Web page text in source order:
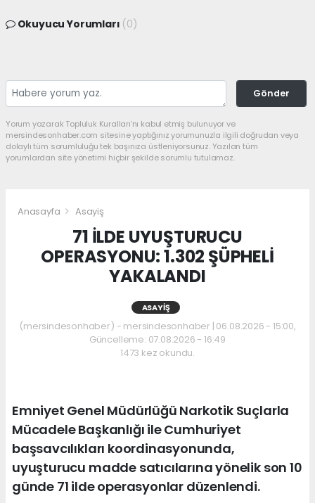
Okuyucu Yorumları (0)
Gönder
Yorum yazarak Topluluk Kuralları’nı kabul etmiş bulunuyor ve
mersindesonhaber.com sitesine yaptığınız yorumunuzla ilgili doğrudan veya
dolaylı tüm sorumluluğu tek başınıza üstleniyorsunuz. Yazılan tüm
yorumlardan site yönetimi hiçbir şekilde sorumlu tutulamaz.
Anasayfa Asayiş
71 İLDE UYUŞTURUCU
OPERASYONU: 1.302 ŞÜPHELİ
YAKALANDI
ASAYIŞ
(mersindesonhaber) - mersindesonhaber | 06.08.2026 - 15:00,
Güncelleme: 07.08.2026 - 16:49
1473 kez okundu.
Emniyet Genel Müdürlüğü Narkotik Suçlarla
Mücadele Başkanlığı ile Cumhuriyet
başsavcılıkları koordinasyonunda,
uyuşturucu madde satıcılarına yönelik son 10
günde 71 ilde operasyonlar düzenlendi.